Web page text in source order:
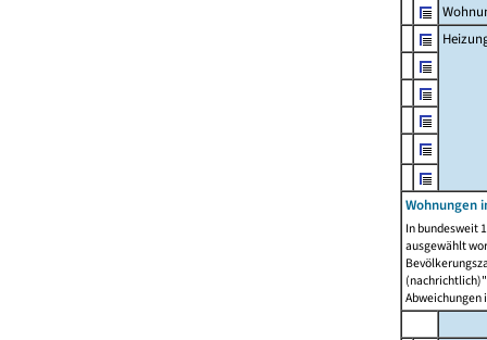
Wohnungen
In bundesweit
ausgewählt
Abweichungen